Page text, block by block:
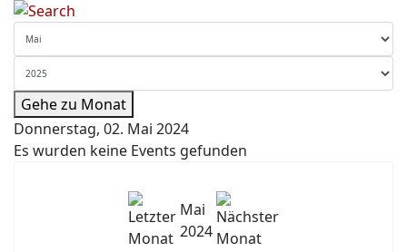
Gehe zu Monat
Donnerstag, 02. Mai 2024
Es wurden keine Events gefunden
Mai
2024